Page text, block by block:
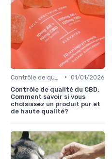
• 01/01/2026
Contrôle de qualité du CBD:
Comment savoir si vous
choisissez un produit pur et
de haute qualité?